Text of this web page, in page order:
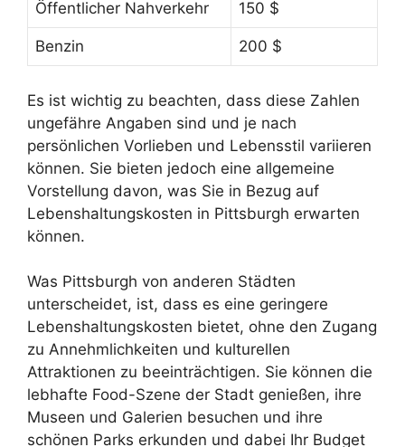
Öffentlicher Nahverkehr 150 $
Benzin 200 $
Es ist wichtig zu beachten, dass diese Zahlen
ungefähre Angaben sind und je nach
persönlichen Vorlieben und Lebensstil variieren
können. Sie bieten jedoch eine allgemeine
Vorstellung davon, was Sie in Bezug auf
Lebenshaltungskosten in Pittsburgh erwarten
können.
Was Pittsburgh von anderen Städten
unterscheidet, ist, dass es eine geringere
Lebenshaltungskosten bietet, ohne den Zugang
zu Annehmlichkeiten und kulturellen
Attraktionen zu beeinträchtigen. Sie können die
lebhafte Food-Szene der Stadt genießen, ihre
Museen und Galerien besuchen und ihre
schönen Parks erkunden und dabei Ihr Budget